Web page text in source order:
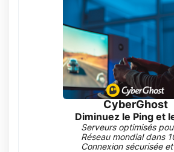
CyberGhost
Diminuez le Ping et
Serveurs optimisés
Réseau mondial dans
Connexion sécurisée